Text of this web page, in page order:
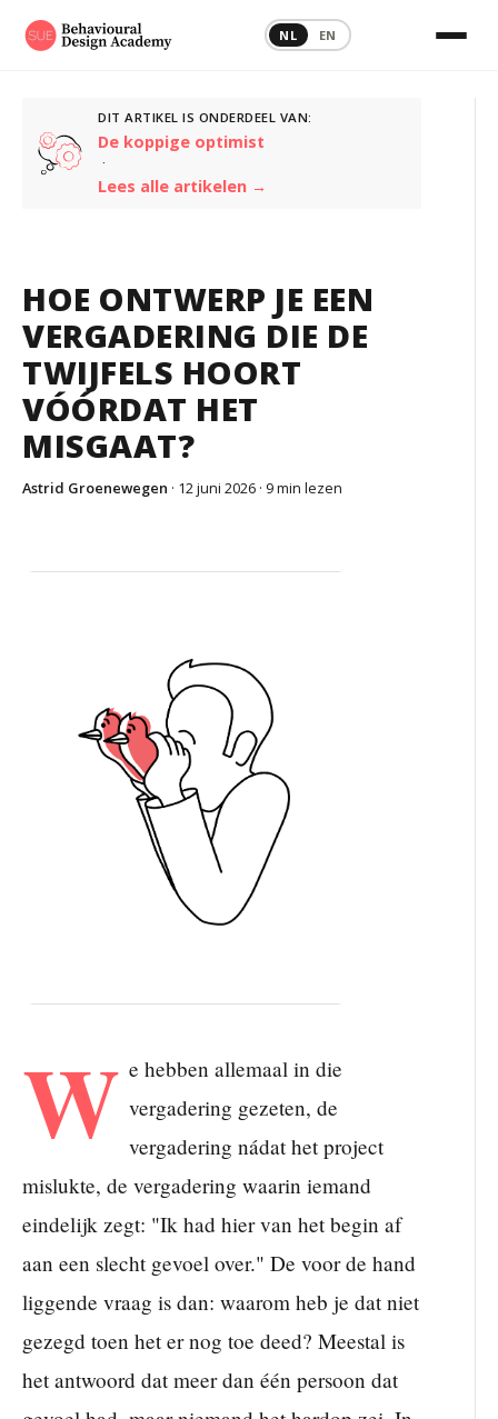
NL EN
DIT ARTIKEL IS ONDERDEEL VAN:
De koppige optimist
·
Lees alle artikelen →
HOE ONTWERP JE EEN
VERGADERING DIE DE
TWIJFELS HOORT
VÓÓRDAT HET
MISGAAT?
Astrid Groenewegen · 12 juni 2026 · 9 min lezen
W e hebben allemaal in die
vergadering gezeten, de
vergadering nádat het project
mislukte, de vergadering waarin iemand
eindelijk zegt: "Ik had hier van het begin af
aan een slecht gevoel over." De voor de hand
liggende vraag is dan: waarom heb je dat niet
gezegd toen het er nog toe deed? Meestal is
het antwoord dat meer dan één persoon dat